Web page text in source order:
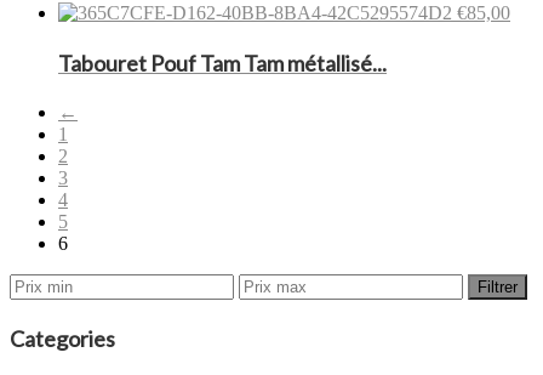
€85,00
Tabouret Pouf Tam Tam métallisé...
←
1
2
3
4
5
6
Filtrer
Categories